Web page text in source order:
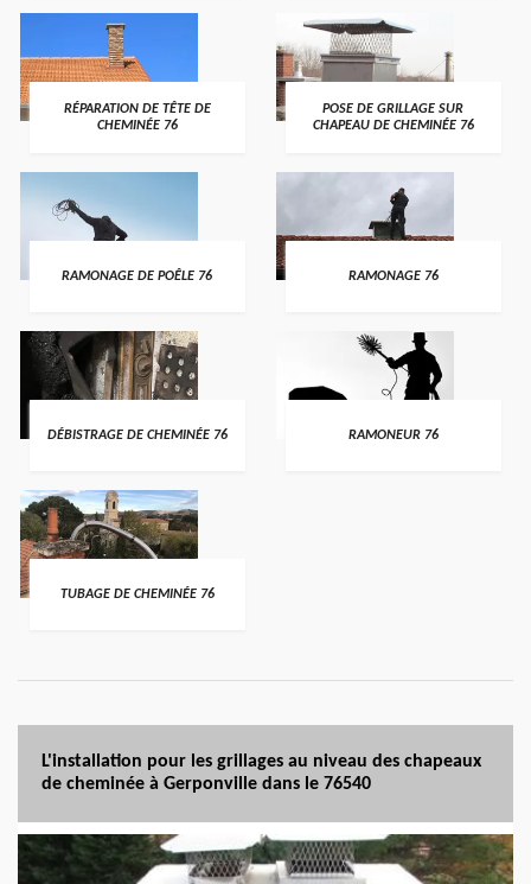
RÉPARATION DE TÊTE DE
CHEMINÉE 76
POSE DE GRILLAGE SUR
CHAPEAU DE CHEMINÉE 76
RAMONAGE DE POÊLE 76 RAMONAGE 76
DÉBISTRAGE DE CHEMINÉE 76 RAMONEUR 76
TUBAGE DE CHEMINÉE 76
L'installation pour les grillages au niveau des chapeaux
de cheminée à Gerponville dans le 76540